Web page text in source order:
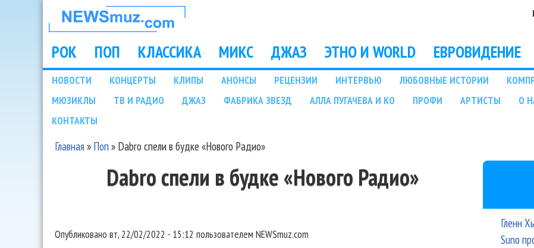
НОВОСТИ
МУЗЫКИ И
ШОУ БИЗНЕСА
NEWSMUZ.COM
Main menu
РОК ПОП КЛАССИКА МИКС ДЖАЗ ЭТНО И WORLD ЕВРОВИДЕНИЕ
Подразделы
НОВОСТИ КОНЦЕРТЫ КЛИПЫ АНОНСЫ РЕЦЕНЗИИ ИНТЕРВЬЮ ЛЮБОВНЫЕ ИСТОРИИ
МЮЗИКЛЫ
ТВ И РАДИО ДЖАЗ ФАБРИКА ЗВЕЗД АЛЛА ПУГАЧЕВА И КО ПРОФИ АРТИСТЫ О
КОНТАКТЫ
Главная» Поп» Dabro спели в будке «Нового Радио»
Dabro спели в будке «Нового Радио»
Опубликовано вт, 22/02/2022 - 15:12 пользователем NEWSmuz.com
Гленн
Suno